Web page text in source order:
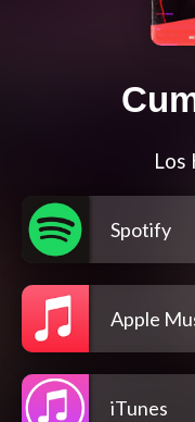
Los
Spotify
Apple
iTunes